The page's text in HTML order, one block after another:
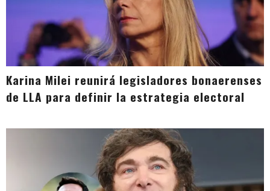
Karina Milei reunirá legisladores bonaerenses
de LLA para definir la estrategia electoral